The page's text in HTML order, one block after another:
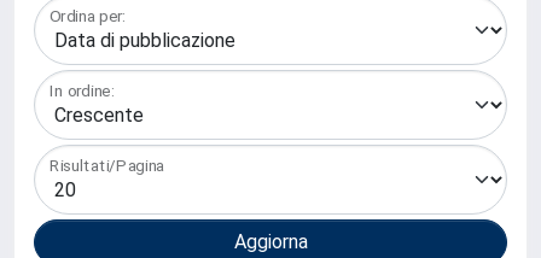
Ordina per:
In ordine:
Risultati/Pagina